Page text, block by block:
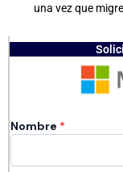
una vez que
Nombre *